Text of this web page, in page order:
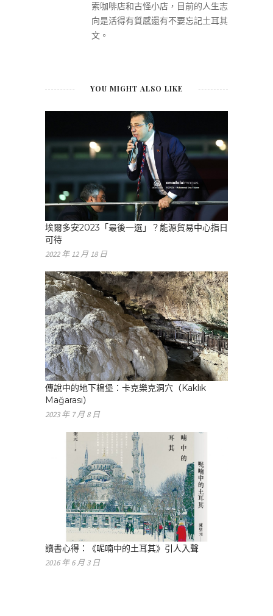
索咖啡店和古怪小店，目前的人生志
向是活得有質感還有不要忘記土耳其
文。
YOU MIGHT ALSO LIKE
埃爾多安2023「最後一選」？能源貿易中心指日
可待
2022 年 12 月 18 日
傳說中的地下棉堡：卡克樂克洞穴（Kaklık
Mağarası）
2023 年 7 月 8 日
讀書心得：《呢喃中的土耳其》引人入聲
2016 年 6 月 3 日